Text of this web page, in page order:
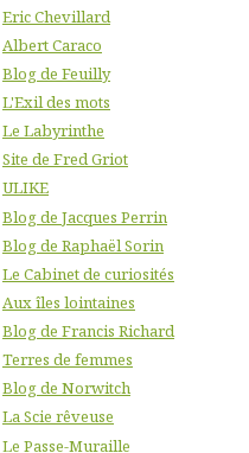
Eric Chevillard
Albert Caraco
Blog de Feuilly
L'Exil des mots
Le Labyrinthe
Site de Fred Griot
ULIKE
Blog de Jacques Perrin
Blog de Raphaël Sorin
Le Cabinet de curiosités
Aux îles lointaines
Blog de Francis Richard
Terres de femmes
Blog de Norwitch
La Scie rêveuse
Le Passe-Muraille